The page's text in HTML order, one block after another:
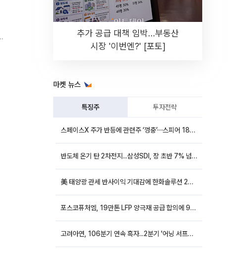
추가 공급 대책 임박…부동산
시장 '이번엔?' [포토]
마켓 뉴스
특징주 투자전략
스페이스X 주가 반등에 관련주 ‘껑충’⋯스피어 18%ㆍ에이치브이엠 12%↑
반도체 온기 탄 2차전지...삼성SDI, 장 초반 7% 넘게 껑충
美 태양광 관세 반사이익 기대감에 한화솔루션 20%대·OCI홀딩스 14%대 급등
포스코퓨처엠, 19만톤 LFP 양극재 공급 합의에 9%대 강세
고려아연, 106분기 연속 흑자...2분기 '어닝 서프라이즈'에 장 초반 12%대 강세